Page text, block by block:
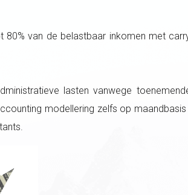
80% van de belastbaar inkomen met
lasten vanwege
modellering zelfs op